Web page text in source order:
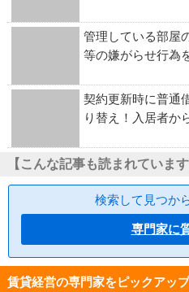
管理している部屋
等の嫌がらせ行為
契約更新時に普通
り替え！入居者か
【こんな記事も読まれています
検索して見つか
専門家に
賃貸経営の専門家をピックアップ